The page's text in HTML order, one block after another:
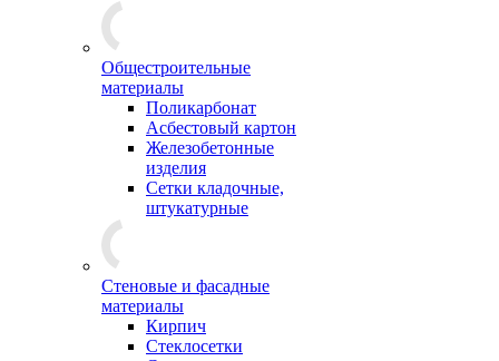
Общестроительные
материалы
Поликарбонат
Асбестовый картон
Железобетонные
изделия
Сетки кладочные,
штукатурные
Стеновые и фасадные
материалы
Кирпич
Стеклосетки